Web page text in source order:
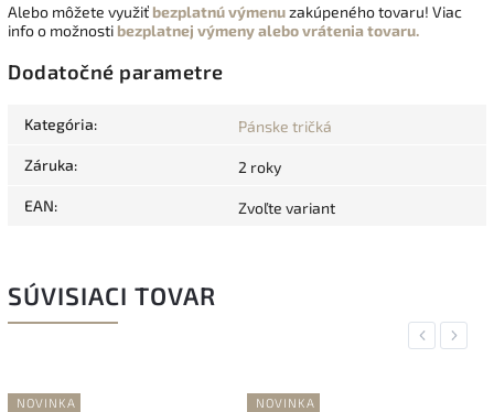
Alebo môžete využiť bezplatnú výmenuzakúpeného tovaru! Viac
info o možnosti bezplatnej výmeny alebo vrátenia tovaru.
Dodatočné parametre
Kategória: Pánske tričká
Záruka: 2 roky
EAN: Zvoľte variant
SÚVISIACI TOVAR
Previous
NOVINKA NOVINKA
Next